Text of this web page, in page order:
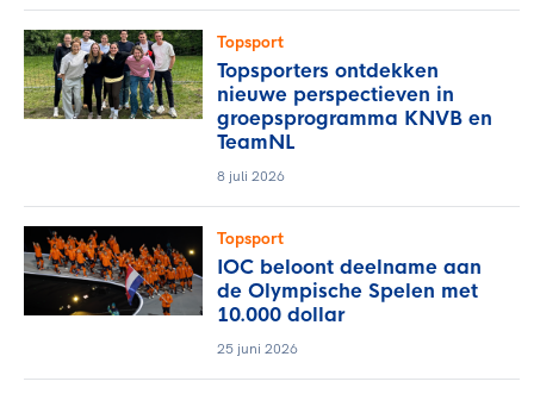
Topsport
Topsporters ontdekken
nieuwe perspectieven in
groepsprogramma KNVB en
TeamNL
8 juli 2026
Topsport
IOC beloont deelname aan
de Olympische Spelen met
10.000 dollar
25 juni 2026